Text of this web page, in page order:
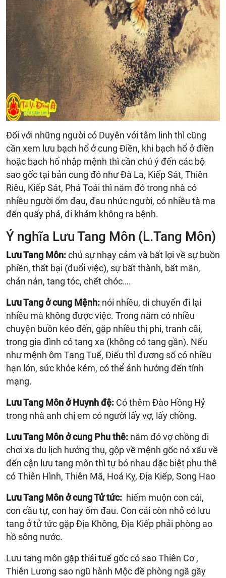
Đối với những người có Duyên với tâm linh thì cũng
cần xem lưu bạch hổ ở cung Điền, khi bạch hổ ở điền
hoặc bạch hổ nhập mệnh thì cần chú ý đến các bộ
sao gốc tại bản cung đó như Đà La, Kiếp Sát, Thiên
Riêu, Kiếp Sát, Phá Toái thì năm đó trong nhà có
nhiều người ốm đau, đau nhức người, có nhiều tà ma
đến quấy phá, đi khám không ra bệnh.
Ý nghĩa Lưu Tang Môn (L.Tang Môn)
Lưu Tang Môn:chủ sự nhạy cảm và bất lợi về sự buồn
phiền, thất bại (đuổi việc), sự bất thành, bất mãn,
chán nản, tang tóc, chết chóc….
Lưu Tang ở cung Mệnh: nói nhiều, di chuyển đi lại
nhiều mà không được việc. Trong năm có nhiều
chuyện buồn kéo đến, gặp nhiều thị phi, tranh cãi,
trong gia đình có tang xa (không có tang gần). Nếu
như mệnh ôm Tang Tuế, Điếu thì đương số có nhiều
hạn lớn, sức khỏe kém, có thể ảnh hưởng đến tính
mạng.
Lưu Tang Môn ở Huynh đệ: Có thêm Đào Hồng Hỷ
trong nhà anh chị em có người lấy vợ, lấy chồng.
Lưu Tang Môn ở cung Phu thê: năm đó vợ chồng đi
chơi xa du lịch hưởng thụ, gộp về mệnh gốc nó xấu về
đến cận lưu tang môn thì tự bỏ nhau đặc biệt phu thê
có Thiên Hình, Thiên Mã, Hoá Kỵ, Địa Kiếp, Song Hao
Lưu Tang Môn ở cung Tử tức: hiếm muộn con cái,
con cầu tự, con hay ốm đau. Con cái còn nhỏ có lưu
tang ở tử tức gặp Địa Không, Địa Kiếp phải phòng ao
hồ sông nước.
Lưu tang môn gặp thái tuế gốc có sao Thiên Cơ ,
Thiên Lương sao ngũ hành Mộc đề phòng ngã gãy